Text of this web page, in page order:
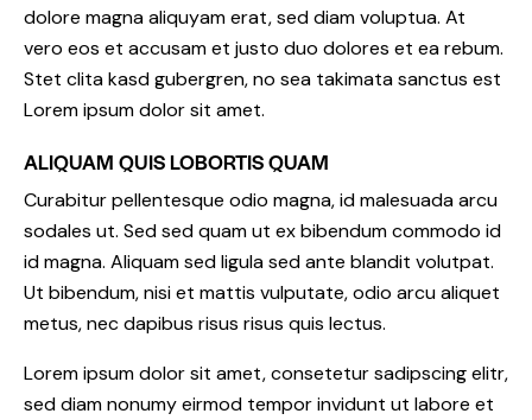
dolore magna aliquyam erat, sed diam voluptua. At
vero eos et accusam et justo duo dolores et ea rebum.
Stet clita kasd gubergren, no sea takimata sanctus est
Lorem ipsum dolor sit amet.
ALIQUAM QUIS LOBORTIS QUAM
Curabitur pellentesque odio magna, id malesuada arcu
sodales ut. Sed sed quam ut ex bibendum commodo id
id magna. Aliquam sed ligula sed ante blandit volutpat.
Ut bibendum, nisi et mattis vulputate, odio arcu aliquet
metus, nec dapibus risus risus quis lectus.
Lorem ipsum dolor sit amet, consetetur sadipscing elitr,
sed diam nonumy eirmod tempor invidunt ut labore et